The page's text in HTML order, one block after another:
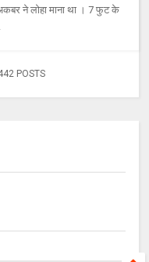
ने लोहा माना था । 7 फुट के
POSTS